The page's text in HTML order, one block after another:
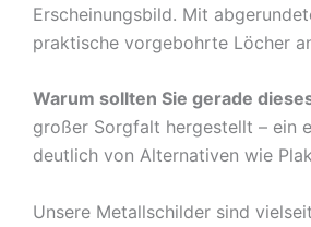
Erscheinungsbild. Mit
praktische vorgebohrte Löcher
Warum sollten Sie gerade
großer Sorgfalt hergestellt – ein
deutlich von Alternativen wie
Unsere Metallschilder sind